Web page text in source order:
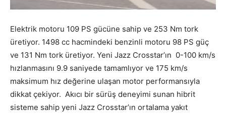
Elektrik motoru 109 PS gücüne sahip ve 253 Nm tork
üretiyor. 1498 cc hacmindeki benzinli motoru 98 PS güç
ve 131 Nm tork üretiyor. Yeni Jazz Crosstar’ın 0-100 km/s
hızlanmasını 9.9 saniyede tamamlıyor ve 175 km/s
maksimum hız değerine ulaşan motor performansıyla
dikkat çekiyor. Akıcı bir sürüş deneyimi sunan hibrit
sisteme sahip yeni Jazz Crosstar’ın ortalama yakıt